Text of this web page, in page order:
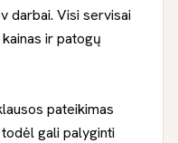
darbai. Visi servisai
ir patogų
pateikimas
gali palyginti